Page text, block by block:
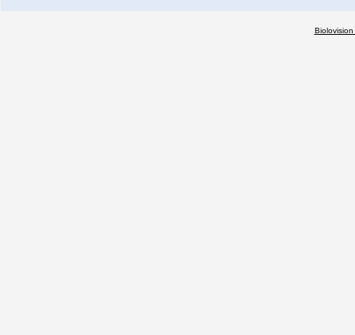
Biolovision